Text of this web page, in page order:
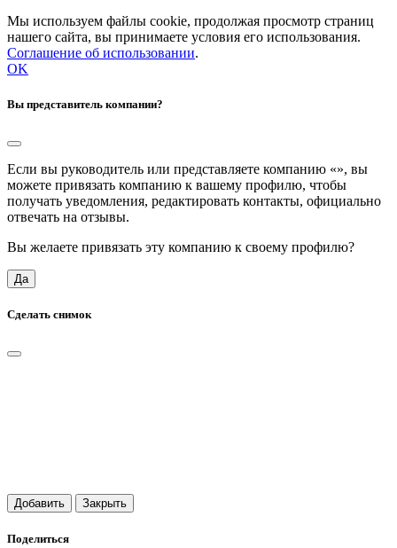
Мы используем файлы cookie, продолжая просмотр страниц
нашего сайта, вы принимаете условия его использования.
Соглашение об использовании.
OK
Вы представитель компании?
Если вы руководитель или представляете компанию «», вы
можете привязать компанию к вашему профилю, чтобы
получать уведомления, редактировать контакты, официально
отвечать на отзывы.
Вы желаете привязать эту компанию к своему профилю?
Да
Сделать снимок
Добавить Закрыть
Поделиться